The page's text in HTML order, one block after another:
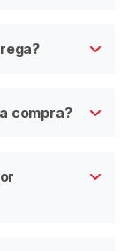
compra?